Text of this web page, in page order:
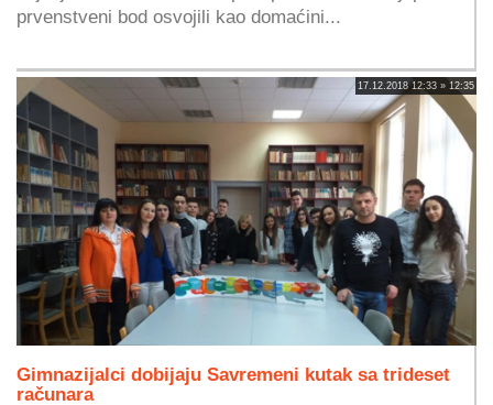
prvenstveni bod osvojili kao domaćini...
17.12.2018 12:33 » 12:35
Gimnazijalci dobijaju Savremeni kutak sa trideset
računara